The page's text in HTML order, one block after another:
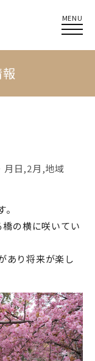
MENU
月日,2月 ,地域
の横に咲いてい
あり将来が楽し